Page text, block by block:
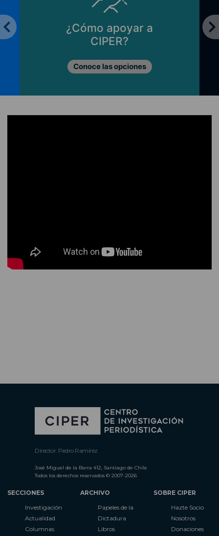
¿Cómo apoyar a
CIPER?
Conoce las opciones
Director: Pedro Ramírez
José Miguel de la Barra 412, Santiago de Chile
Todos los derechos reservados © 2007-2026
SECCIONES
Investigación
Actualidad
Columnas
ARCHIVO
Papeles de la
Dictadura
Libros
SOBRE CIPER
Hazte Socio
Nosotros
Donaciones